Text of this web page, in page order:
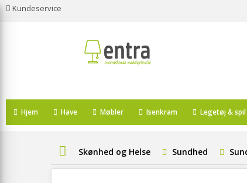
Kundeservice
Hjem Have Møbler Isenkram Legetøj & spil
Skønhed og Helse Sundhed